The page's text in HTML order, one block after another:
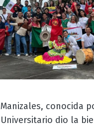
Manizales, conocida
Universitario dio la